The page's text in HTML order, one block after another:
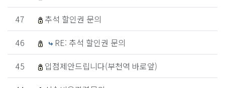
47
추석 할인권 문의
46
RE: 추석 할인권 문의
45
입점제안드립니다(부천역 바로앞)